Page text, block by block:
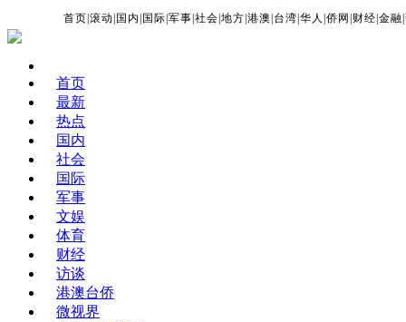
首页 |滚动 国内 国际 |军事 |社会 |地方 |港澳 台湾 |华人 |侨网 财经 |金融 |
首页
最新
热点
国内
社会
国际
军事
文娱
体育
财经
访谈
港澳台侨
微视界